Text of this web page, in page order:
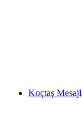
Koçtaş